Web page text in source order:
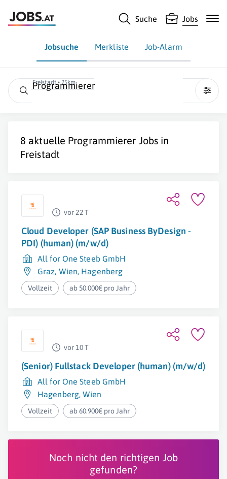
Suche Jobs
Jobsuche Merkliste Job-Alarm
Freistadt • 25km
Programmierer
8 aktuelle Programmierer Jobs in
Freistadt
vor 22 T
Cloud Developer (SAP Business ByDesign -
PDI) (human) (m/w/d)
All for One Steeb GmbH
Graz, Wien, Hagenberg
Vollzeit ab 50.000€ pro Jahr
vor 10 T
(Senior) Fullstack Developer (human) (m/w/d)
All for One Steeb GmbH
Hagenberg,Wien
Vollzeit ab 60.900€ pro Jahr
Noch nicht den richtigen Job
gefunden?